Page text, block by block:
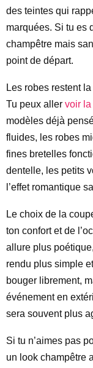
des teintes qui
marquées. Si tu es
champêtre mais
point de départ.
Les robes restent
Tu peux aller voir
modèles déjà
fluides, les robes
fines bretelles
dentelle, les petits
l’effet romantique
Le choix de la
ton confort et de
allure plus
rendu plus simple
bouger librement,
événement en
sera souvent plus
Si tu n’aimes pas
un look champêtre